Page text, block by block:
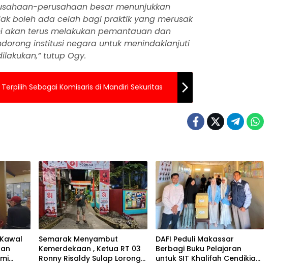
perusahaan besar menunjukkan
boleh ada celah bagi praktik yang merusak
akan terus melakukan pemantauan dan
institusi negara untuk menindaklanjuti
tutup Ogy.
Sebagai Komisaris di Mandiri Sekuritas
Semarak Menyambut
Kemerdekaan , Ketua RT 03
Ronny Risaldy Sulap Lorong
DAFI Peduli Makassar
Berbagi Buku Pelajaran
untuk SIT Khalifah Cendikia